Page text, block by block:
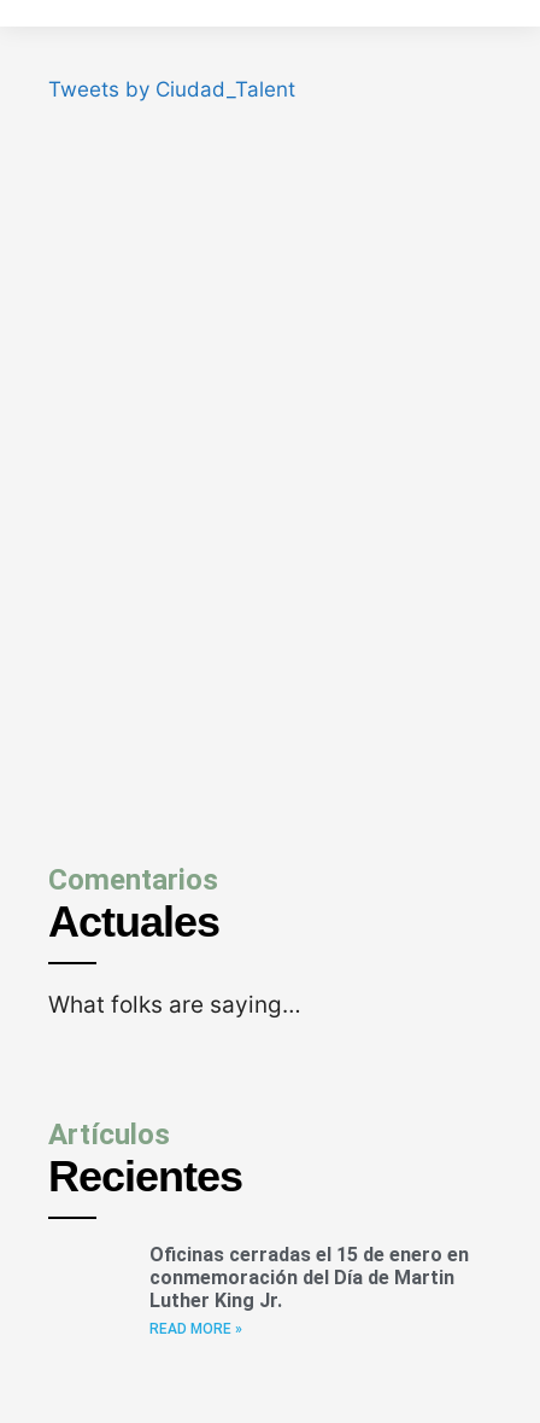
Tweets by Ciudad_Talent
Comentarios
Actuales
What folks are saying…
Artículos
Recientes
Oficinas cerradas el 15 de enero en
conmemoración del Día de Martin
Luther King Jr.
READ MORE »